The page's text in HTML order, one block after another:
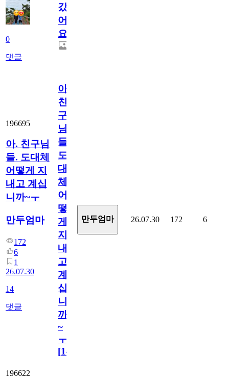
0
댓글
갔
어
요.
196695
아. 친구님
들. 도대체
어떻게 지
내고 계십
니까~ㅜ
만두엄마
172
6
1
26.07.30
14
댓글
아.
친
구
님
들.
도
대
체
어
떻
게
지
내
고
계
십
니
까
~
ㅜ
[14
만두엄마 26.07.30 172 6
196622